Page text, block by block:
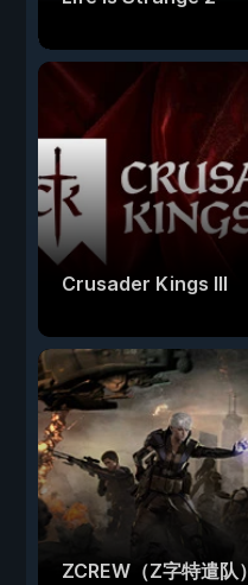
Crusader Kings III
ZCREW（Z字特遣队）